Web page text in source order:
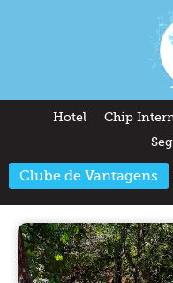
Hotel Chip
Clube de Vantagens